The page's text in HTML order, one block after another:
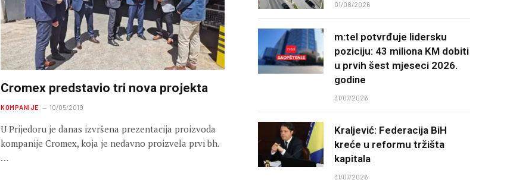
Cromex predstavio tri nova projekta
KOMPANIJE 10/05/2019
U Prijedoru je danas izvršena prezentacija proizvoda
kompanije Cromex, koja je nedavno proizvela prvi bh.
…
01/08/2026
m:tel potvrđuje lidersku
poziciju: 43 miliona KM dobiti
u prvih šest mjeseci 2026.
godine
31/07/2026
Kraljević: Federacija BiH
kreće u reformu tržišta
kapitala
31/07/2026